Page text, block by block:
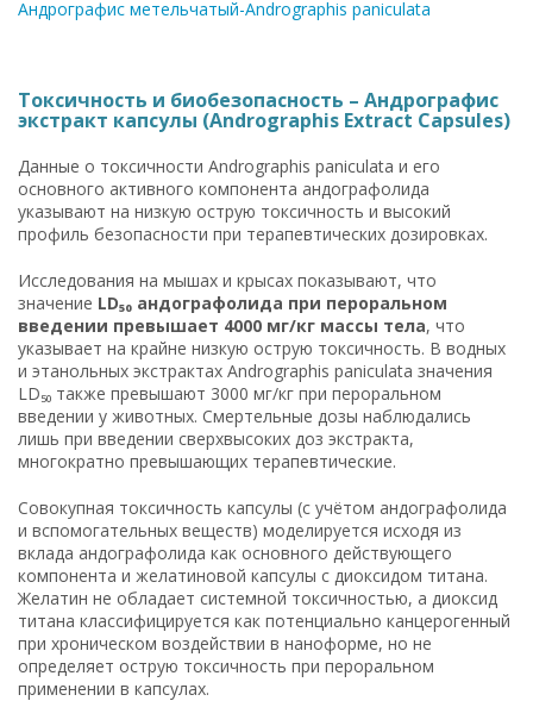
Андрографис метельчатый-Andrographis paniculata
Токсичность и биобезопасность – Андрографис
экстракт капсулы (Andrographis Extract Capsules)
Данные о токсичности Andrographis paniculata и его
основного активного компонента андографолида
указывают на низкую острую токсичность и высокий
профиль безопасности при терапевтических дозировках.
Исследования на мышах и крысах показывают, что
значение LD₅₀ андографолида при пероральном
введении превышает 4000 мг/кг массы тела, что
указывает на крайне низкую острую токсичность. В водных
и этанольных экстрактах Andrographis paniculata значения
LD₅₀ также превышают 3000 мг/кг при пероральном
введении у животных. Смертельные дозы наблюдались
лишь при введении сверхвысоких доз экстракта,
многократно превышающих терапевтические.
Совокупная токсичность капсулы (с учётом андографолида
и вспомогательных веществ) моделируется исходя из
вклада андографолида как основного действующего
компонента и желатиновой капсулы с диоксидом титана.
Желатин не обладает системной токсичностью, а диоксид
титана классифицируется как потенциально канцерогенный
при хроническом воздействии в наноформе, но не
определяет острую токсичность при пероральном
применении в капсулах.